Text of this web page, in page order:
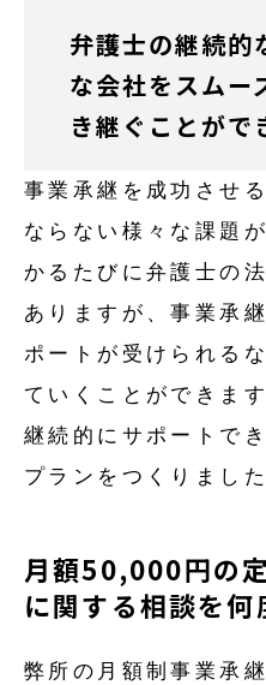
弁護士の継続的
な会社をスムー
き継ぐことがで
事業承継を成功させ
ならない様々な課題
かるたびに弁護士の
ありますが、事業承
ポートが受けられる
ていくことができま
継続的にサポートで
プランをつくりました
月額50,000円の
に関する相談を何
弊所の月額制事業承